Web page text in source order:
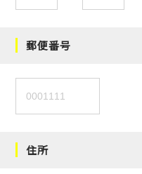
郵便番号
住所